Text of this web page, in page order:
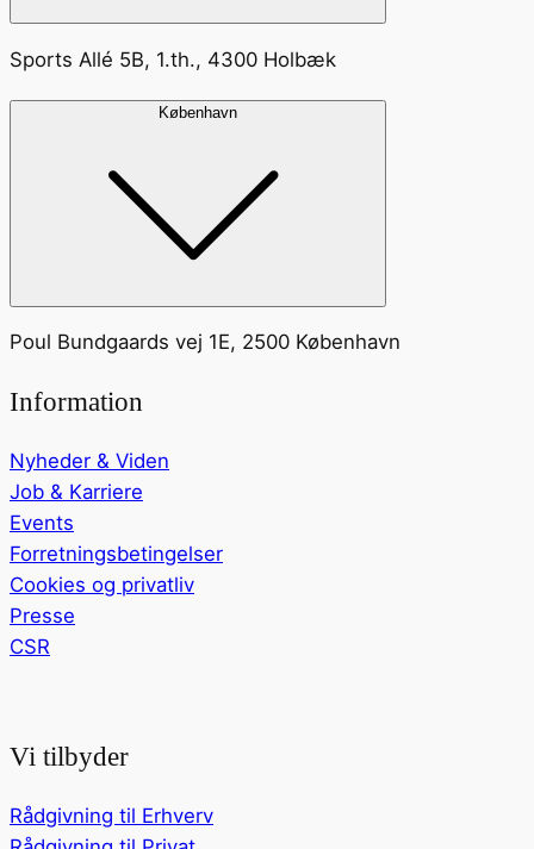
Sports Allé 5B, 1.th., 4300 Holbæk
København
Poul Bundgaards vej 1E, 2500 København
Information
Nyheder & Viden
Job & Karriere
Events
Forretningsbetingelser
Cookies og privatliv
Presse
CSR
Vi tilbyder
Rådgivning til Erhverv